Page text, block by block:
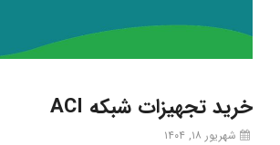
خرید تجهیزات شبکه ACI
شهریور ۱۸, ۱۴۰۴